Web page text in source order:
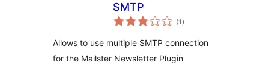
SMTP
(1 celkové
hodnotenie
)
Allows to use multiple SMTP connection
for the Mailster Newsletter Plugin